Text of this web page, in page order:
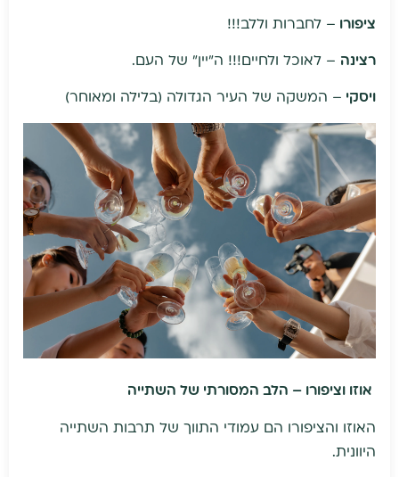
ציפורו – לחברות וללב!!!
רצינה – לאוכל ולחיים!!! ה"יין" של העם.
ויסקי – המשקה של העיר הגדולה (בלילה ומאוחר)
אוזו וציפורו – הלב המסורתי של השתייה
האוזו והציפורו הם עמודי התווך של תרבות השתייה
היוונית.